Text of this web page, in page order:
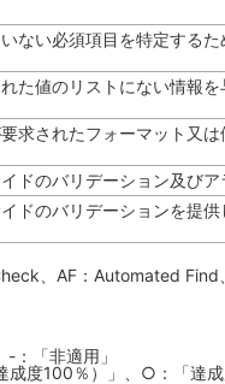
ない必須項目を特定する
た値のリストにない情報
求されたフォーマット又
ドのバリデーション及び
ドのバリデーションを提
、AF： Automated Find
：「非適用」
成度100％）」、○：「達